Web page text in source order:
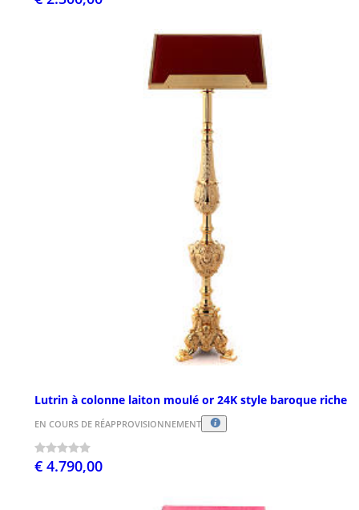
Lutrin à colonne laiton moulé or 24K style baroque riche
EN COURS DE RÉAPPROVISIONNEMENT
€ 4.790,00